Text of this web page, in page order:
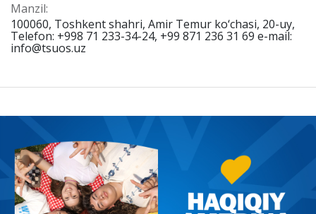
Manzil:
100060, Toshkent shahri, Amir Temur ko‘chasi, 20-uy,
Telefon: +998 71 233-34-24, +99 871 236 31 69 e-mail:
info@tsuos.uz